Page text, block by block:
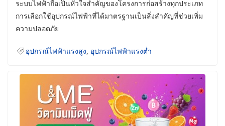
ระบบไฟฟ้าถือเป็นหัวใจสำคัญของโครงการก่อสร้างทุกประเภท
การเลือกใช้อุปกรณ์ไฟฟ้าที่ได้มาตรฐานเป็นสิ่งสำคัญที่ช่วยเพิ่ม
ความปลอดภัย
อุปกรณ์ไฟฟ้าแรงสูง อุปกรณ์ไฟฟ้าแรงต่ำ